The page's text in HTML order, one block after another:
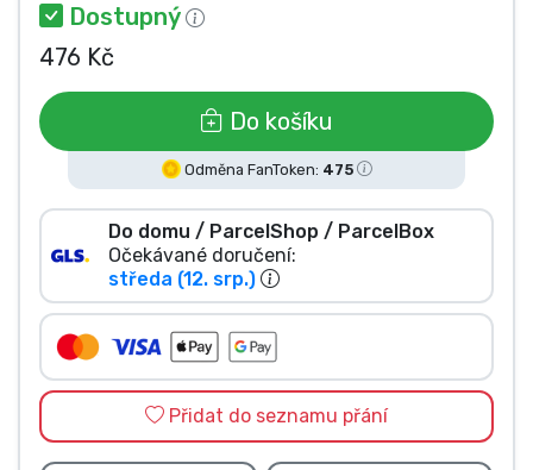
Dostupný
476 Kč
Do košíku
Odměna FanToken: 475
Do domu / ParcelShop / ParcelBox
Očekávané doručení:
středa (12. srp.)
Přidat do seznamu přání
Typy produktů